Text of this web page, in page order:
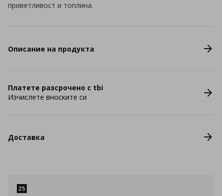
приветливост и топлина.
Описание на продукта
Платете разсрочено с tbi
Изчислете вноските си
Доставка